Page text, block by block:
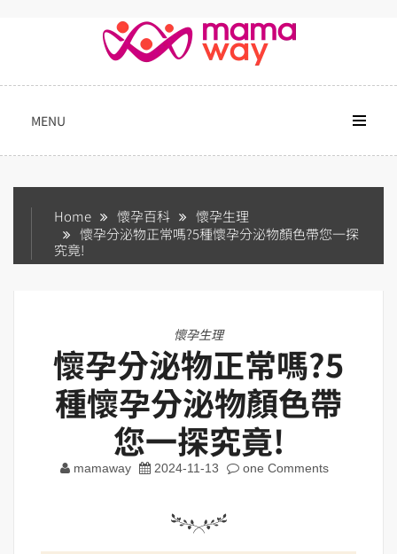
MENU
Home 懷孕百科
懷孕生理
懷孕分泌物正常嗎?5種懷孕分泌物顏色帶您一探
究竟!
懷孕生理
懷孕分泌物正常嗎?5
種懷孕分泌物顏色帶
您一探究竟!
mamaway 2024-11-13 one Comments